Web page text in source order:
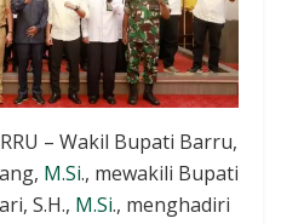
– Wakil Bupati Barru,
M.Si., mewakili Bupati
S.H., M.Si., menghadiri